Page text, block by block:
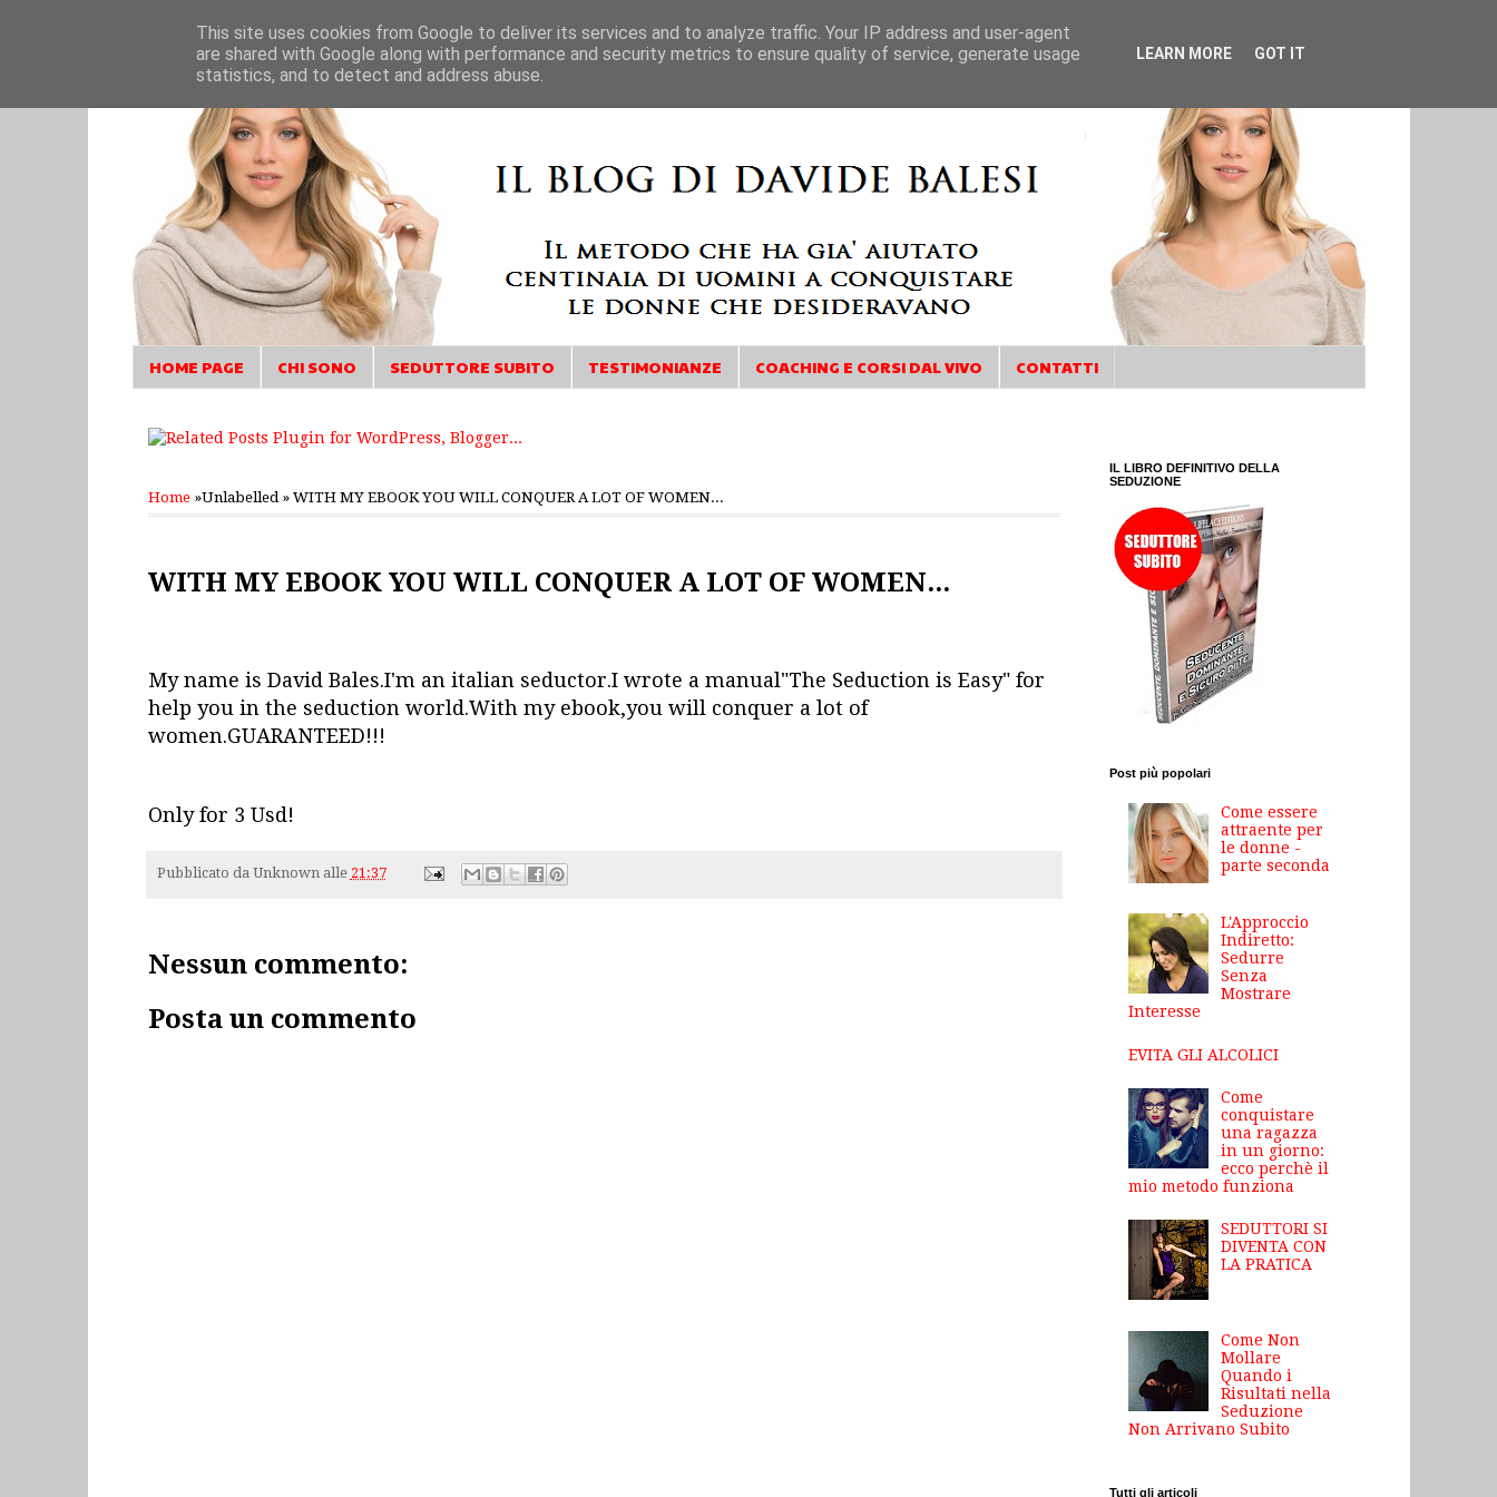
HOME PAGE CHI SONO SEDUTTORE SUBITO TESTIMONIANZE COACHING E CORSI DAL VIVO CONTATTI
Home»Unlabelled » WITH MY EBOOK YOU WILL CONQUER A LOT OF WOMEN...
WITH MY EBOOK YOU WILL CONQUER A LOT OF WOMEN...
My name is David Bales.I'm an italian seductor.I wrote a manual"The Seduction is Easy" for
help you in the seduction world.With my ebook,you will conquer a lot of
women.GUARANTEED!!!
Only for 3 Usd!
Pubblicato da Unknown alle 21:37
Nessun commento:
Posta un commento
IL LIBRO DEFINITIVO DELLA
SEDUZIONE
Post più popolari
Come essere
attraente per
le donne -
parte seconda
L'Approccio
Indiretto:
Sedurre
Senza
Mostrare
Interesse
EVITA GLI ALCOLICI
Come
conquistare
una ragazza
in un giorno:
ecco perchè il
mio metodo funziona
SEDUTTORI SI
DIVENTA CON
LA PRATICA
Come Non
Mollare
Quando i
Risultati nella
Seduzione
Non Arrivano Subito
Tutti gli articoli
This site uses cookies from Google to deliver its services and to analyze traffic. Your IP address and user-agent
are shared with Google along with performance and security metrics to ensure quality of service, generate usage
statistics, and to detect and address abuse.
LEARN MORE GOT IT